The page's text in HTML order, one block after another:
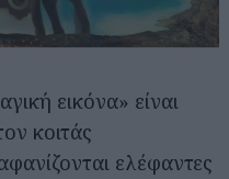
εικόνα» είναι
κοιτάς
ελέφαντες